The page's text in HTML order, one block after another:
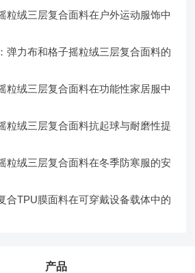
粒绒三层复合面料在户外运动服饰中
弹力布和格子摇粒绒三层复合面料的
粒绒三层复合面料在功能性家居服中
粒绒三层复合面料抗起球与耐磨性提
粒绒三层复合面料在冬季防寒服的安
合TPU膜面料在可穿戴设备载体中的
产品